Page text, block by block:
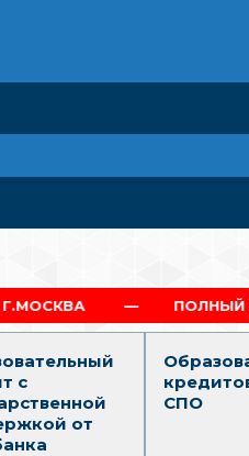
ПОЛНЫЙ
с
от
СПО